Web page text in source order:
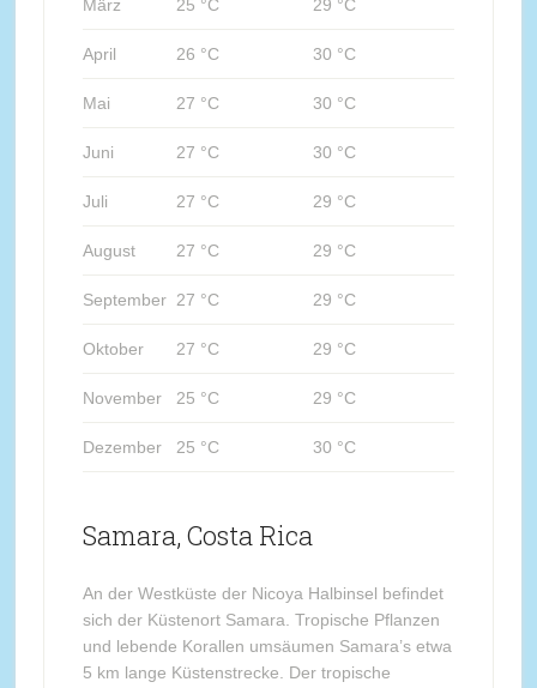
März 25 °C 29 °C
April 26 °C 30 °C
Mai 27 °C 30 °C
Juni 27 °C 30 °C
Juli 27 °C 29 °C
August 27 °C 29 °C
September 27 °C 29 °C
Oktober 27 °C 29 °C
November 25 °C 29 °C
Dezember 25 °C 30 °C
Samara, Costa Rica
An der Westküste der Nicoya Halbinsel befindet
sich der Küstenort Samara. Tropische Pflanzen
und lebende Korallen umsäumen Samara’s etwa
5 km lange Küstenstrecke. Der tropische